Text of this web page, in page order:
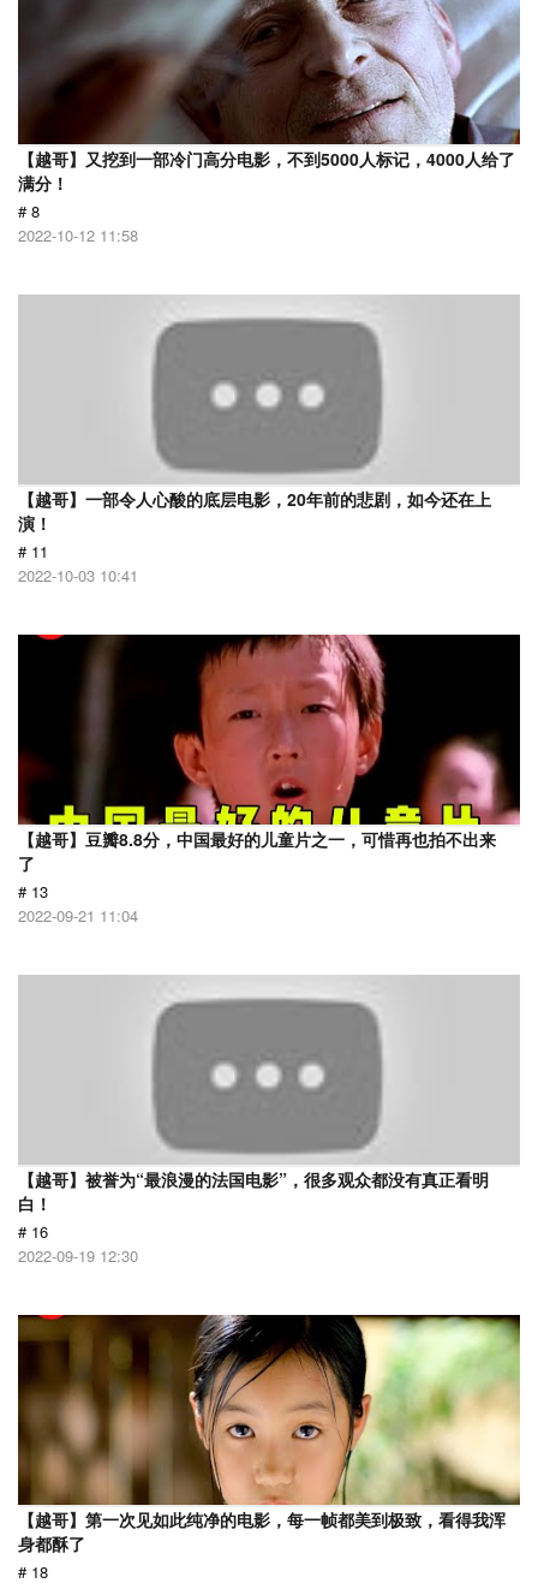
【越哥】又挖到一部冷门高分电影，不到5000人标记，4000人给了
满分！
# 8
2022-10-12 11:58
【越哥】一部令人心酸的底层电影，20年前的悲剧，如今还在上
演！
# 11
2022-10-03 10:41
【越哥】豆瓣8.8分，中国最好的儿童片之一，可惜再也拍不出来
了
# 13
2022-09-21 11:04
【越哥】被誉为“最浪漫的法国电影”，很多观众都没有真正看明
白！
# 16
2022-09-19 12:30
【越哥】第一次见如此纯净的电影，每一帧都美到极致，看得我浑
身都酥了
# 18